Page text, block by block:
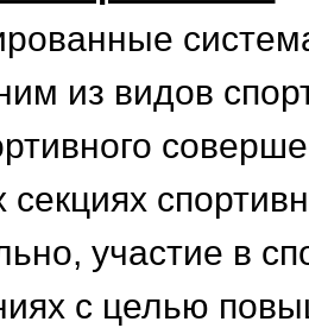
из видов
секциях
участие в
с целью